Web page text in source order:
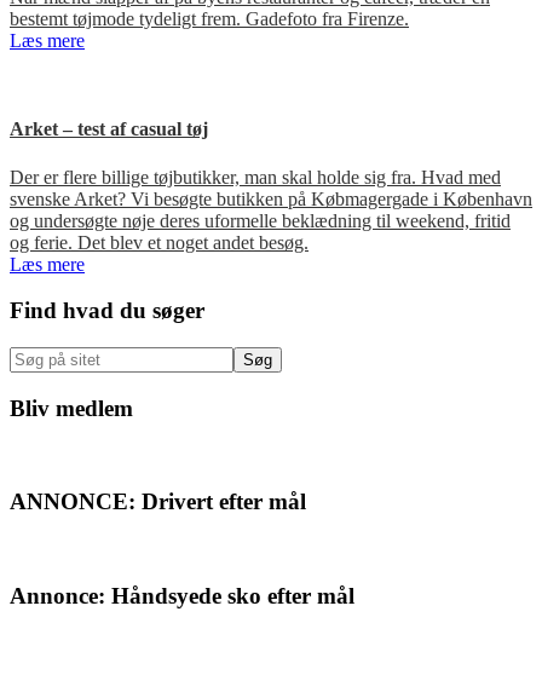
bestemt tøjmode tydeligt frem. Gadefoto fra Firenze.
Læs mere
Arket – test af casual tøj
Der er flere billige tøjbutikker, man skal holde sig fra. Hvad med
svenske Arket? Vi besøgte butikken på Købmagergade i København
og undersøgte nøje deres uformelle beklædning til weekend, fritid
og ferie. Det blev et noget andet besøg.
Læs mere
Primær
Sidebar
Find hvad du søger
Søg
på
sitet
Bliv medlem
ANNONCE: Drivert efter mål
Annonce: Håndsyede sko efter mål